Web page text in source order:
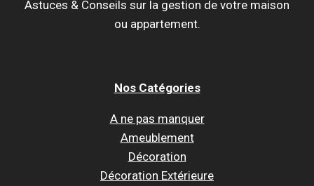
Astuces & Conseils sur la gestion de votre maison
ou appartement.
Nos Catégories
A ne pas manquer
Ameublement
Décoration
Décoration Extérieure